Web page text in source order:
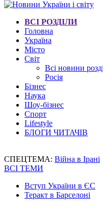
ВСІ РОЗДІЛИ
Головна
Україна
Місто
Світ
Всі новини
Росія
Бізнес
Наука
Шоу-бізнес
Спорт
Lifestyle
БЛОГИ ЧИТАЧІВ
СПЕЦТЕМА: Війна в Ірані
ВСІ ТЕМИ
Вступ України в ЄС
Теракт в Барселоні